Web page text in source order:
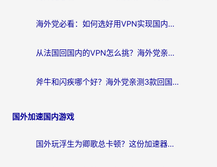
海外党必看：如何选好用VPN实现国内资源无缝访问？从越南到全球都适用
从法国回国内的VPN怎么挑？海外党亲测：稳定、多端、安全才是关键
斧牛和闪疾哪个好？海外党亲测3款回国加速器，教你选到不踩坑的那一款
国外加速国内游戏
国外玩浮生为卿歌总卡顿？这份加速器选择指南帮你找回丝滑体验